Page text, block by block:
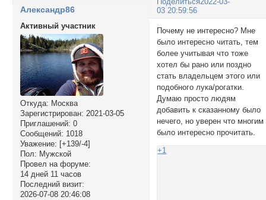
03 20:59:56
Александр86
Активный участник
Откуда: Москва
Зарегистрирован: 2021-03-05
Приглашений: 0
Сообщений: 1018
Уважение: [+139/-4]
Пол: Мужской
Провел на форуме:
14 дней 11 часов
Последний визит:
2026-07-08 20:46:08
Почему не интересно? Мне
было интересно читать, тем
более учитывая что тоже
хотел бы рано или поздно
стать владельцем этого или
подобного лука/рогатки.
Думаю просто людям
добавить к сказанному было
нечего, но уверен что многим
было интересно прочитать.
+1